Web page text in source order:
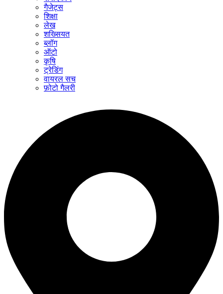
गैजेट्स
शिक्षा
लेख
शख्सियत
ब्लॉग
ऑटो
कृषि
ट्रेडिंग
वायरल सच
फ़ोटो गैलरी